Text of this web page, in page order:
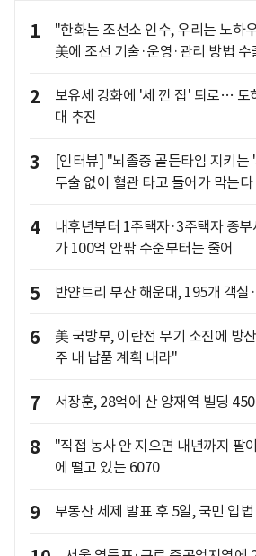
1
"한화는 조선소 인수, 우리는 노
美에 조선 기술·운영·관리 방법 수
2
보유세 강화에 '세 낀 집' 퇴로… 토
대 추진
3
[인터뷰] "뇌졸중 골든타임 지키
두술 없이 혈관 타고 들어가 막는다
4
내후년부터 1주택자·3주택자 종
가 100억 안팎 수준부터는 줄어
5 반얀트리 부산 해운대, 195개 객실
6
美 국방부, 이란전 무기 소진에 방
주 내 납품 계획 내라"
7 서장훈, 28억에 산 양재역 빌딩
8
"직접 농사 안 지으면 내년까지
에 떨고 있는 6070
9 부동산 세제 발표 후 5일, 국민 입